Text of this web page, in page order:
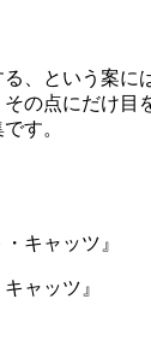
、という案に
の点にだけ目
す。
ャッツ』